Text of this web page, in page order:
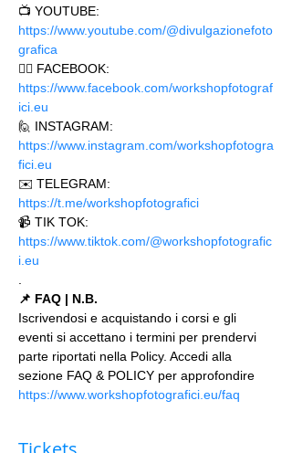
📺 YOUTUBE:
https://www.youtube.com/@divulgazionefoto
grafica
🙋‍♂️ FACEBOOK:
https://www.facebook.com/workshopfotograf
ici.eu
🙋 INSTAGRAM:
https://www.instagram.com/workshopfotogra
fici.eu
✉️ TELEGRAM:
https://t.me/workshopfotografici
📹 TIK TOK:
https://www.tiktok.com/@workshopfotografic
i.eu
📌 FAQ | N.B.
Iscrivendosi e acquistando i corsi e gli
eventi si accettano i termini per prendervi
parte riportati nella Policy. Accedi alla
sezione FAQ & POLICY per approfondire
https://www.workshopfotografici.eu/faq